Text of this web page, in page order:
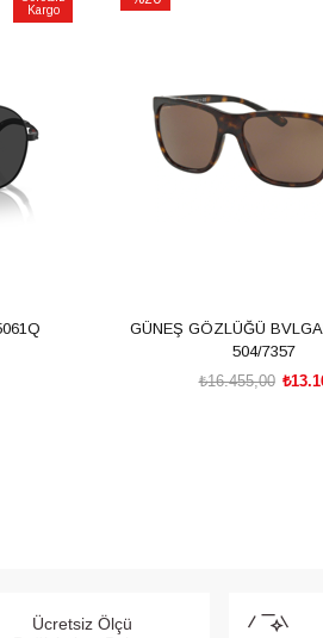
Kargo
GÜNEŞ GÖZLÜĞÜ
504/7357
₺16.455,00
Ücretsiz Ölçü